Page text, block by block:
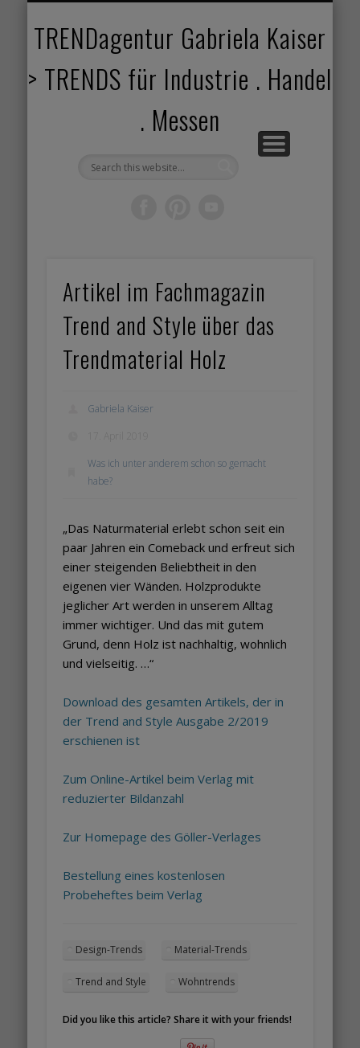
TRENDagentur Gabriela Kaiser
> TRENDS für Industrie . Handel
. Messen
Artikel im Fachmagazin
Trend and Style über das
Trendmaterial Holz
Gabriela Kaiser
Was ich unter anderem schon so gemacht
habe?
„Das Naturmaterial erlebt schon seit ein
paar Jahren ein Comeback und erfreut sich
einer steigenden Beliebtheit in den
eigenen vier Wänden. Holzprodukte
jeglicher Art werden in unserem Alltag
immer wichtiger. Und das mit gutem
Grund, denn Holz ist nachhaltig, wohnlich
und vielseitig. …“
Download des gesamten Artikels, der in
der Trend and Style Ausgabe 2/2019
erschienen ist
Zum Online-Artikel beim Verlag mit
reduzierter Bildanzahl
Zur Homepage des Göller-Verlages
Bestellung eines kostenlosen
Probeheftes beim Verlag
Design-Trends Material-Trends
Trend and Style Wohntrends
Did you like this article? Share it with your friends!